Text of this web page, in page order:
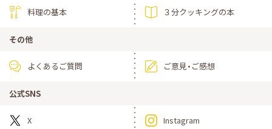
料理の基本 ３分クッキングの本
その他
よくあるご質問 ご意見・ご感想
公式SNS
X Instagram